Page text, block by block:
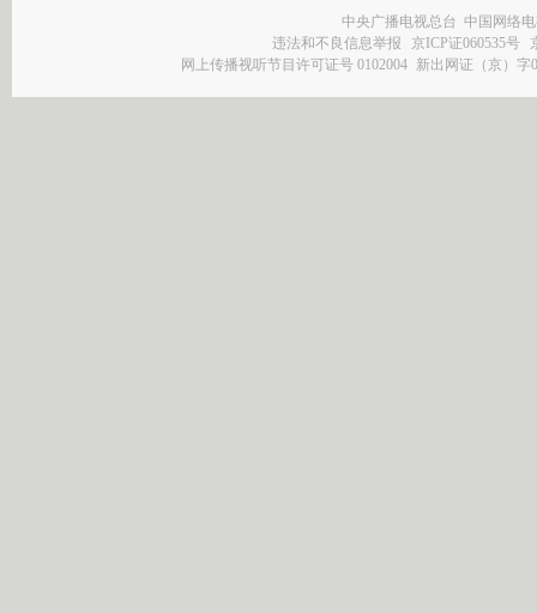
中央广播电视总台 中国网络
违法和不良信息举报
京ICP证060535号
网上传播视听节目许可证号 0102004 新出网证（京）